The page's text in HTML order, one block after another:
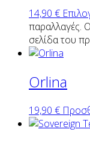
14,90 €
παραλλαγές.
σελίδα του
Orlina
19,90 €